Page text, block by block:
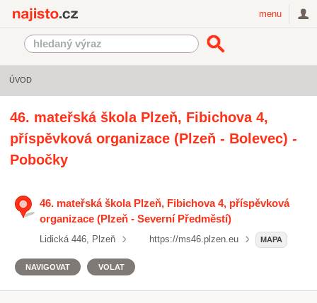
menu
ÚVOD
46. mateřská škola Plzeň, Fibichova 4,
příspěvková organizace (Plzeň - Bolevec) -
Pobočky
46. mateřská škola Plzeň, Fibichova 4, příspěvková
organizace (Plzeň - Severní Předměstí)
Lidická 446, Plzeň https://ms46.plzen.eu MAPA
NAVIGOVAT VOLAT